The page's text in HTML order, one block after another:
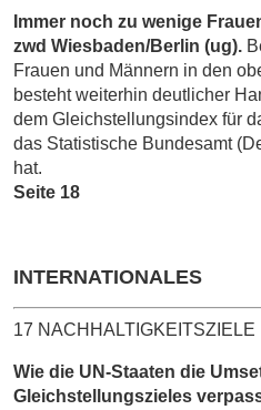
Immer noch zu wenige
zwd Wiesbaden/Berlin (ug).
Frauen und Männern in den
besteht weiterhin deutlicher
dem Gleichstellungsindex für
das Statistische Bundesamt
hat.
Seite 18
INTERNATIONALES
17 NACHHALTIGKEITSZIELE
Wie die UN-Staaten die
Gleichstellungszieles